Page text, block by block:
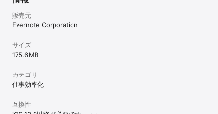
販売元
Evernote Corporation
サイズ
175.6 MB
カテゴリ
仕事効率化
互換性